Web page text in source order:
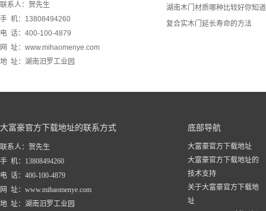
联系人：贺先生
手 机：13808494260
电 话：400-100-4879
网 址：www.mihaomenye.com
地 址：湖南汨罗工业园
湖南木门材质哪种比较好你知
复合实木门延长寿命的方法
大富豪官方下载地址的联系方式
联系人：贺先生
手 机：13808494260
电 话：400-100-4879
网 址：www.mihaomenye.com
地 址：湖南汨罗工业园
底部导航
大富豪官方下载地址
大富豪官方下载地址的
技术支持
关于大富豪官方下载地
址